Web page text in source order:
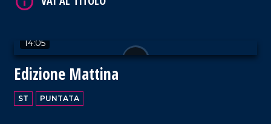
14:05
Edizione Mattina
ST PUNTATA